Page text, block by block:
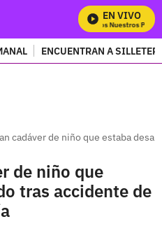
EN VIVO
Mira Todos Nuestros
ENCUENTRAN A
cadáver de niño que estaba
de niño que
tras accidente de